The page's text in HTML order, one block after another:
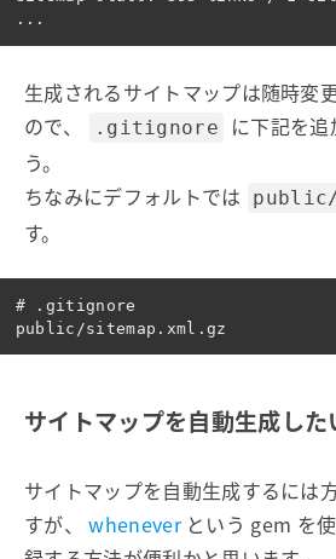
生成されるサイトマップは随時変
ので、
.gitignore
に下記を
う。
ちなみにデフォルトでは
す。
# .gitignore
サイトマップを自動生成した
サイトマップを自動生成するには
すが、wheneverという gem を